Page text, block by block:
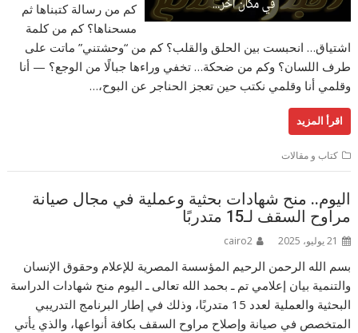
كم من رسالة كتبناها ثم
مسحناها؟ كم من كلمة
اشتياق… انحبست بين الحلق والقلب؟ كم من “وحشتني” ماتت على
طرف اللسان؟ وكم من ضحكة… تخفي وراءها جبالًا من الوجع؟ — أنا
وقلمي أنا وقلمي نكتب حين تعجز الحناجر عن البوح،…
اقرأ المزيد
كتاب و مقالات
اليوم.. منح شهادات بحثية وعملية في مجال صيانة
مراوح السقف لـ15 متدربًا
21 يوليو، 2025 cairo2
بسم الله الرحمن الرحيم المؤسسة المصرية للإعلام وحقوق الإنسان
والتنمية بيان إعلامي تم ـ بحمد الله تعالى ـ اليوم منح شهادات الدراسة
البحثية والعملية لعدد 15 متدربًا، وذلك في إطار البرنامج التدريبي
المتخصص في صيانة وإصلاح مراوح السقف بكافة أنواعها، والذي يأتي